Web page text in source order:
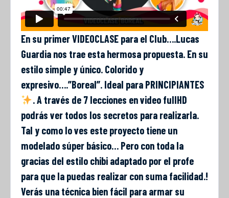
En su primer VIDEOCLASE para el Club….Lucas
Guardia nos trae esta hermosa propuesta. En su
estilo simple y único. Colorido y
expresivo….”Boreal”. Ideal para PRINCIPIANTES
. A través de 7 lecciones en video fullHD
podrás ver todos los secretos para realizarla.
Tal y como lo ves este proyecto tiene un
modelado súper básico… Pero con toda la
gracias del estilo chibi adaptado por el profe
para que la puedas realizar con suma facilidad.!
Verás una técnica bien fácil para armar su